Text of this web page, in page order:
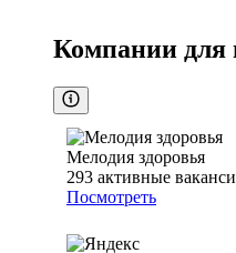
Компании для
Мелодия здоровья
293 активные
Посмотреть